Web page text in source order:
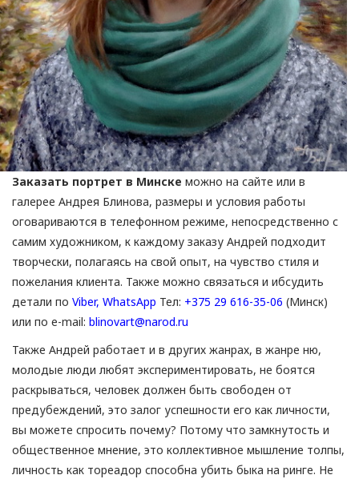
Заказать портрет в Минске можно на сайте или в
галерее Андрея Блинова, размеры и условия работы
оговариваются в телефонном режиме, непосредственно с
самим художником, к каждому заказу Андрей подходит
творчески, полагаясь на свой опыт, на чувство стиля и
пожелания клиента. Также можно связаться и ибсудить
детали по Viber, WhatsApp Тел: +375 29 616-35-06 (Минск)
или по e-mail: blinovart@narod.ru
Также Андрей работает и в других жанрах, в жанре ню,
молодые люди любят экспериментировать, не боятся
раскрываться, человек должен быть свободен от
предубеждений, это залог успешности его как личности,
вы можете спросить почему? Потому что замкнутость и
общественное мнение, это коллективное мышление толпы,
личность как тореадор способна убить быка на ринге. Не